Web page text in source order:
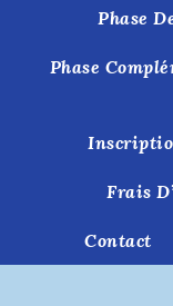
Phase
Phase
Frais
Contact